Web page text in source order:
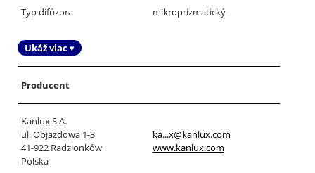
Typ difúzora mikroprizmatický
Ukáž viac ▾
Producent
Kanlux S.A.
ul. Objazdowa 1-3
41-922 Radzionków
Polska
ka...x@kanlux.com
www.kanlux.com